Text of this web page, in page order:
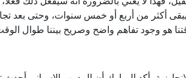
أكثر من أربع أو خمس سنوات، وحتى بعد
هو وجود تفاهم واضح وصريح بيننا طوال